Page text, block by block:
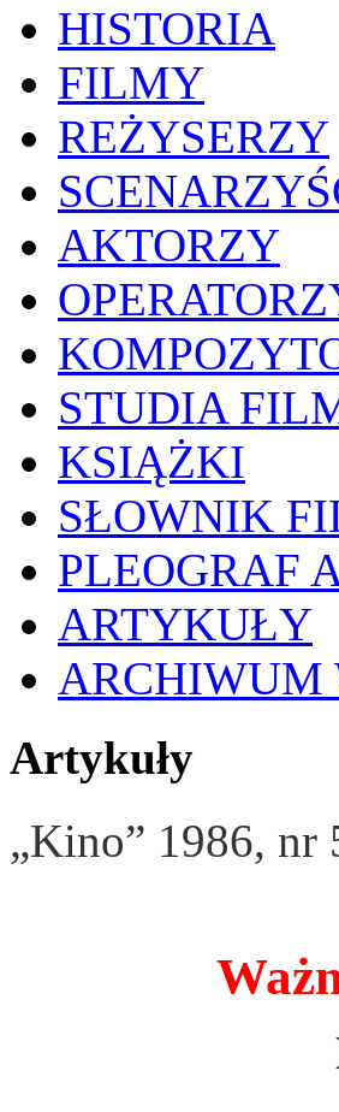
HISTORIA
FILMY
REŻYSERZY
AKTORZY
STUDIA
KSIĄŻKI
SŁOWNIK
PLEOGRAF
ARTYKUŁY
Artykuły
„Kino” 1986, nr